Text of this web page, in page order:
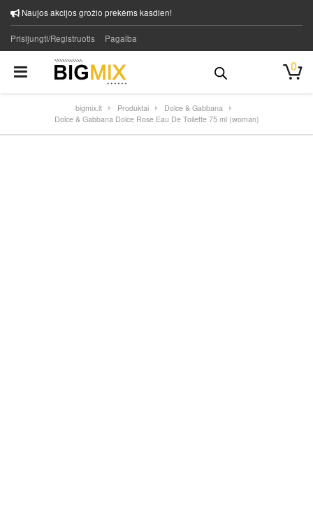
Naujos akcijos grožio prekėms kasdien!
Prisijungti/Registruotis Pagalba
0
bigmix.lt Produktai
Dolce & Gabbana
Dolce & Gabbana Dolce Rose Eau De Toilette 75 ml (woman)